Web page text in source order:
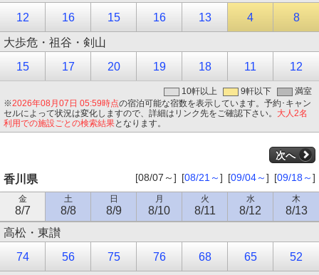
12
16 15 16 13 4 8
大歩危・祖谷・剣山
15
17 20 19 18 11 12
10軒以上 9軒以下
満室
※2026年08月07日 05:59時点の宿泊可能な宿数を表示しています。予約･キャン
セルによって状況は変化しますので、詳細はリンク先をご確認下さい。 大人2名
利用での施設ごとの検索結果となります。
次へ
香川県 [08/07～] [08/21～] [09/04～] [09/18～]
金
8/7
土
8/8
日
8/9
月
8/10
火
8/11
水
8/12
木
8/13
高松・東讃
74
56 75 76 68 65 52